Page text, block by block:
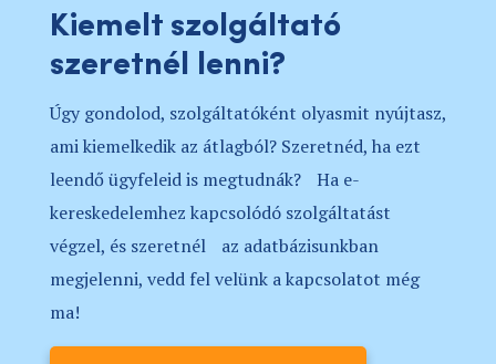
Kiemelt szolgáltató
szeretnél lenni?
Úgy gondolod, szolgáltatóként olyasmit nyújtasz,
ami kiemelkedik az átlagból? Szeretnéd, ha ezt
leendő ügyfeleid is megtudnák? Ha e-
kereskedelemhez kapcsolódó szolgáltatást
végzel, és szeretnél az adatbázisunkban
megjelenni, vedd fel velünk a kapcsolatot még
ma!